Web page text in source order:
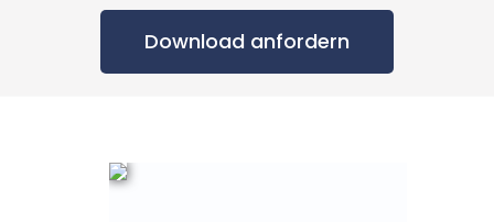
Download anfordern